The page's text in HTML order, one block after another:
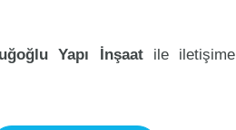
Yapı İnşaatile iletişime